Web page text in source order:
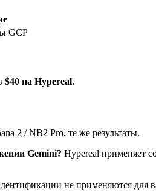
GCP
$40 на Hypereal.
2 / NB2 Pro, те же результаты.
Gemini? Hypereal применяет
не применяются для